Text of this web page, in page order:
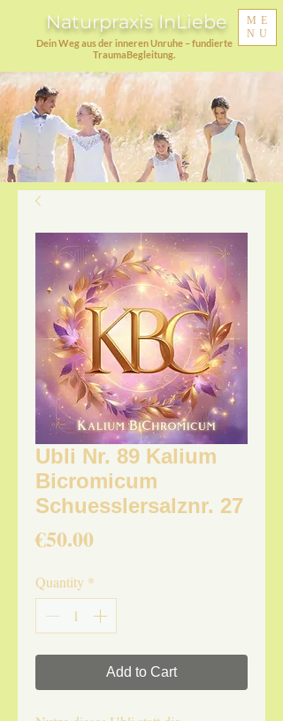
Naturpraxis InLiebe
Dein Weg aus der inneren Unruhe – fundierte
TraumaBegleitung.
ME
NU
Ubli Nr. 89 Kalium
Bicromicum
Schuesslersalznr. 27
€50.00Price
Quantity *
Add to Cart